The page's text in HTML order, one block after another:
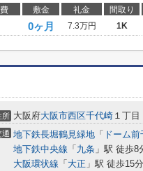
敷金 礼金 間取り
0ヶ月 7.3万円 1K
所 大阪府大阪市西区千代崎 １丁目
通 地下鉄長堀鶴見緑地 「 ドーム
地下鉄中央線 「 九条 」駅 徒歩8
大阪環状線 「 大正 」駅 徒歩15分